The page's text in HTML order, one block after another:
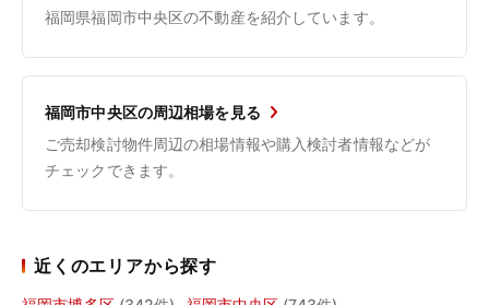
福岡県福岡市中央区の不動産を紹介しています。
福岡市中央区の周辺相場を見る
ご売却検討物件周辺の相場情報や購入検討者情報などが
チェックできます。
近くのエリアから探す